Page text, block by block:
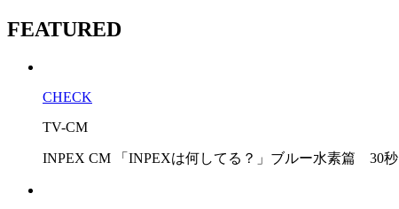
FEATURED
CHECK
TV-CM
INPEX CM 「INPEXは何してる？」ブルー水素篇 30秒